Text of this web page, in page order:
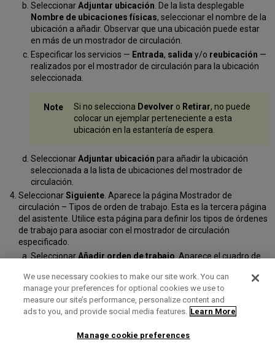
SeleccionarAdjuntar ubicación . De la lista desplegable
Nombre de ubicaciones físicas, seleccionar el nombre de la
ubicación a añadir. Observar que una ubicación puede estar
en más de un mostrador de circulación.
Especificar los servicios — Entrada, salida y/o reubicación —
realizados por el mostrador de circulación para la ubicación
seleccionada.
Si no selecciona Devolver o Retirar, no puede
colocar un ejemplar perteneciente a esta
ubicación en la estantería de espera.
SeleccionarAdjuntar ubicación para añadir la ubicación
seleccionada a la lista de ubicaciones del mostrador de
circulación.
SeleccionarSiguiente. Aparece la página Mostrador de
circulación – Tipos de orden de trabajo. Esta es la tercera página
del asistente. Utilice esta página para definir los tipos de órdenes
de trabajo para asociar con el mostrador de circulación
especificado.
SeleccionarAñadir orden de trabajo . Aparece el cuadro de
En el campoTipo de orden de trabajo, especificar un tipo de
orden de trabajo a ser gestionado por el mostrador de
circulación.
En el campo Tiempo de orden de trabajo time (días)
introducir el número de días en los que quiere que la orden de
trabajo sea gestionada por el mostrador de circulación.
We use necessary cookies to make our site work. You can
manage your preferences for optional cookies we use to
measure our site’s performance, personalize content and
ads to you, and provide social media features. Learn More
Manage cookie preferences